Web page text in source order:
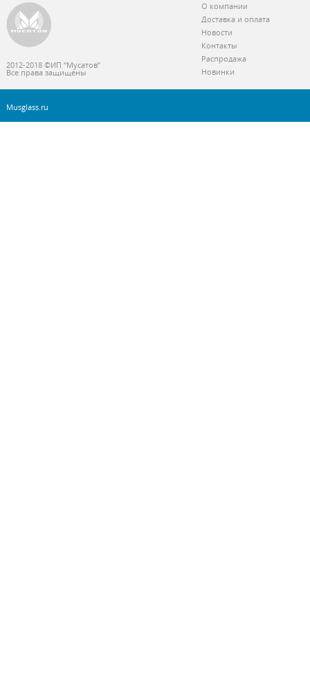
2012-2018 ©ИП “Мусатов”
Все права защищены
О компании
Доставка и оплата
Новости
Контакты
Распродажа
Новинки
Musglass.ru